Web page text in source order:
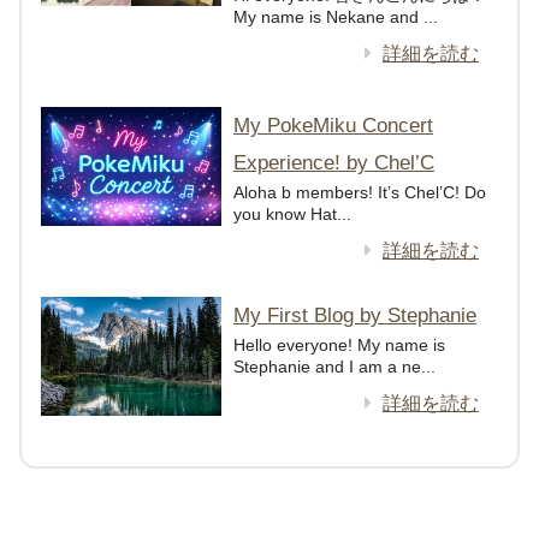
My name is Nekane and ...
詳細を読む
My PokeMiku Concert
Experience! by Chel’C
Aloha b members! It’s Chel’C! Do
you know Hat...
詳細を読む
My First Blog by Stephanie
Hello everyone! My name is
Stephanie and I am a ne...
詳細を読む